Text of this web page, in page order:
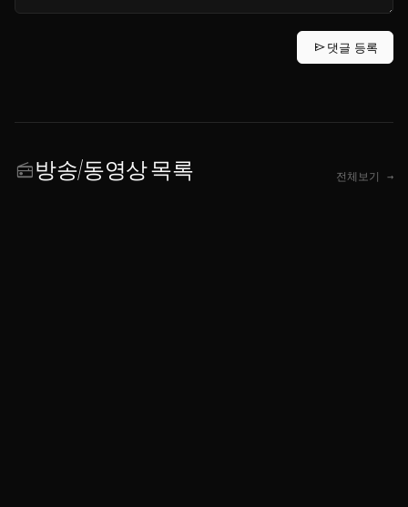
send댓글 등록
radio방송/동영상 목록 전체보기 →